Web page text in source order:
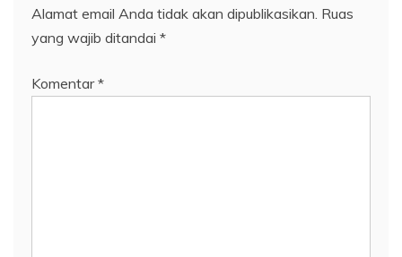
Alamat email Anda tidak akan dipublikasikan. Ruas
yang wajib ditandai *
Komentar*